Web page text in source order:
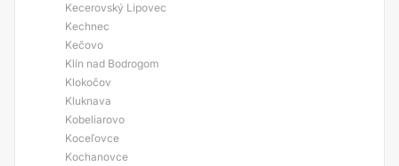
Kecerovský Lipovec
Kechnec
Kečovo
Klín nad Bodrogom
Klokočov
Kluknava
Kobeliarovo
Koceľovce
Kochanovce